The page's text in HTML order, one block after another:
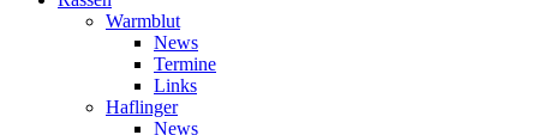
Warmblut
News
Termine
Links
Haflinger
News